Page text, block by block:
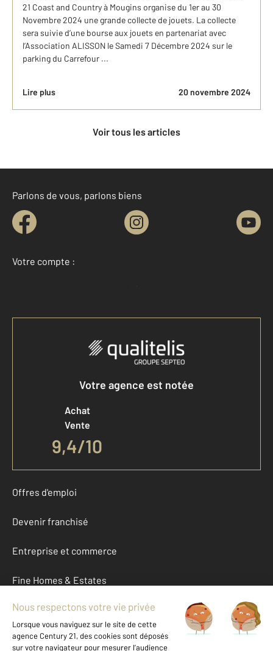
21 Coast and Country à Mougins organise du 1er au 30
Novembre 2024 une grande collecte de jouets. La collecte
sera suivie d’une bourse aux jouets en partenariat avec
l’Association ALISSON le Samedi 7 Décembre 2024 sur le
parking du Carrefour ...
Lire plus 20 novembre 2024
Voir tous les articles
Parlons de vous, parlons biens
Votre compte :
Accéder à mon compte
Votre agence est notée
Achat
Vente
9,4/10
Offres d'emploi
Devenir franchisé
Entreprise et commerce
Fine Homes & Estates
À propos
International